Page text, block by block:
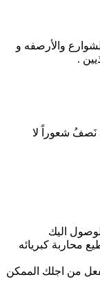
والأرصفه و
.
نَصفُ شعوراً لا
اليك
محاربة كبريائه
من اجلك الممكن